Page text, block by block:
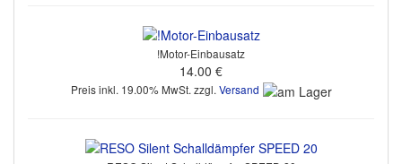
!Motor-Einbausatz
14.00 €
Preis inkl. 19.00% MwSt. zzgl. Versand